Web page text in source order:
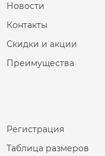
Новости
Контакты
Скидки и акции
Преимущества
Регистрация
Таблица размеров